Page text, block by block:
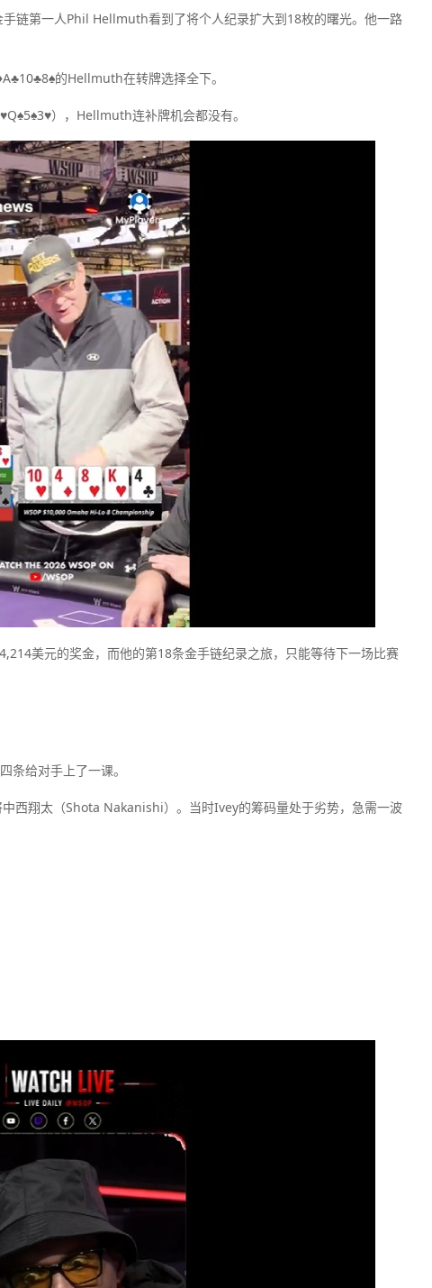
链第一人Phil Hellmuth看到了将个人纪录扩大到18枚的曙光。他一路
的Hellmuth在转牌选择全下。
），Hellmuth连补牌机会都没有。
美元的奖金，而他的第18条金手链纪录之旅，只能等待下一场比赛
条给对手上了一课。
西翔太（Shota Nakanishi）。当时Ivey的筹码量处于劣势，急需一波